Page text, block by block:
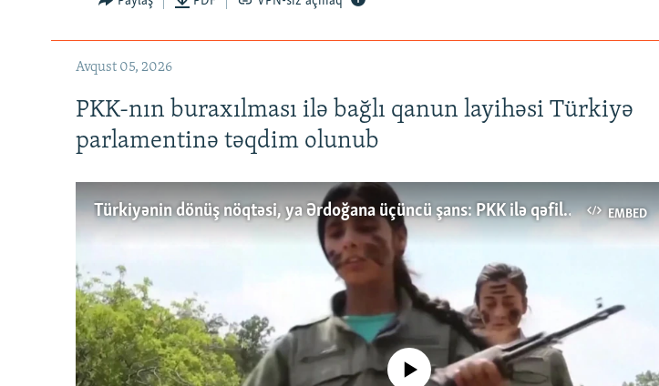
Avqust 05, 2026
PKK-nın buraxılması ilə bağlı qanun layihəsi Türkiyə
parlamentinə təqdim olunub
EMBED
Türkiyənin dönüş nöqtəsi, ya Ərdoğana üçüncü şans: PKK ilə qəfil barışıq nə deməkdir?
No media source currently available